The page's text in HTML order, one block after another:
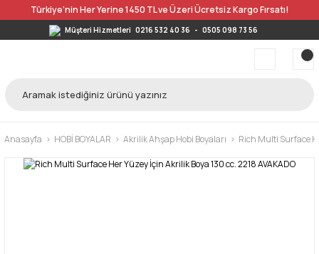
Türkiye’nin Her Yerine 1450 TL ve Üzeri Ücretsiz Kargo Fırsatı!
Müşteri Hizmetleri 0216 532 40 36 - 0505 098 73 56
Anasayfa HOBİ BOYALAR Akrilik Ahşap Hobi Boyaları Rich Multi Surface